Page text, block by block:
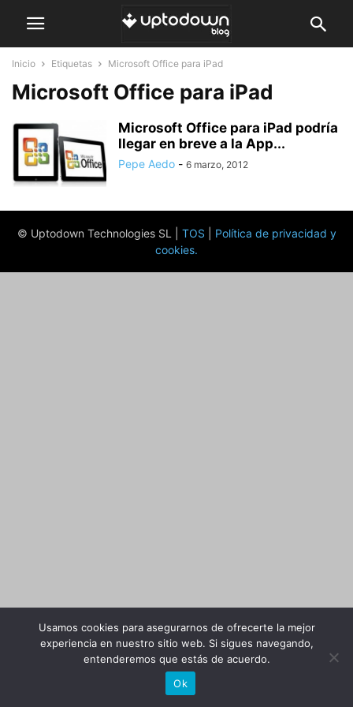
Inicio Etiquetas Microsoft Office para iPad
Microsoft Office para iPad
Microsoft Office para iPad podría
llegar en breve a la App...
Pepe Aedo - 6 marzo, 2012
© Uptodown Technologies SL | TOS
Política de privacidad y
cookies.
Usamos cookies para asegurarnos de ofrecerte la mejor
experiencia en nuestro sitio web. Si sigues navegando,
entenderemos que estás de acuerdo.
Ok